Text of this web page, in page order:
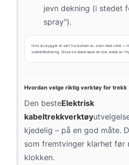
jevn dekning (i stedet
spray").
Hvis du bygger et sett fra bunnen av, start med ruller +
snellehåndtering. Disse tre alene løser en stor andel av
Hvordan velge riktig verktøy for trekk
Den besteElektrisk
kabeltrekkverktøy
kjedelig – på en god måte.
som fremtvinger klarhet før
klokken.